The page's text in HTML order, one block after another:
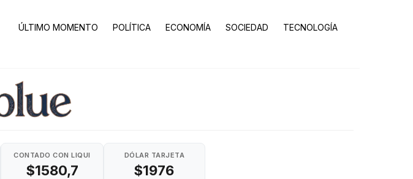
ÚLTIMO MOMENTO POLÍTICA ECONOMÍA SOCIEDAD TECNOLOGÍA
CONTADO CON LIQUI
$1580,7
DÓLAR TARJETA
$1976